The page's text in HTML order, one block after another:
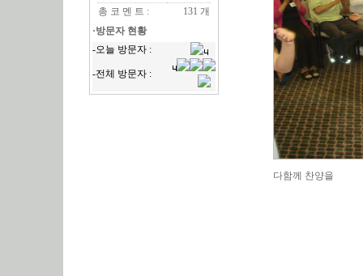
총 코 멘 트 :
131 개
·방문자 현황
다함께 찬양을